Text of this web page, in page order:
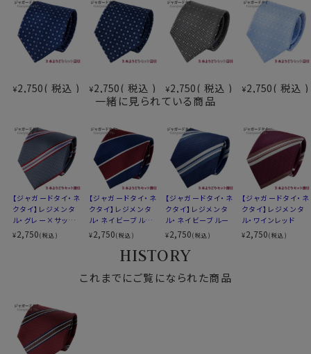
¥2,750 税込 ¥2,750 税込 ¥2,750 税込 ¥2,750 税込
一緒に見られている商品
【ジャガードタイ・ネ
クタイ】レジメンタ
ル・グレー×サック
スブルー
¥2,750(税込)
【ジャガードタイ・ネ
クタイ】レジメンタ
ル・ネイビーブルー
×ワインレッド
¥2,750(税込)
【ジャガードタイ・ネ
クタイ】レジメンタ
ル・ネイビーブルー
¥2,750(税込)
【ジャガードタイ・ネ
クタイ】レジメンタ
ル・ワインレッド
¥2,750(税込)
HISTORY
これまでにご覧になられた商品